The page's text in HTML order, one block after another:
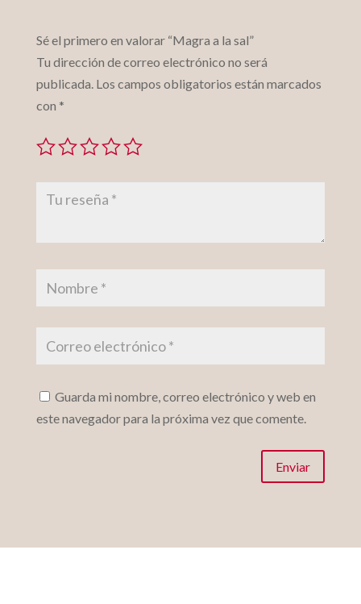
Sé el primero en valorar “Magra a la sal”
Tu dirección de correo electrónico no será
publicada. Los campos obligatorios están marcados
con *
Guarda mi nombre, correo electrónico y web en
este navegador para la próxima vez que comente.
Enviar